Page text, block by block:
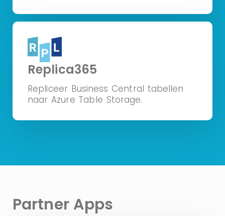
Replica365
Repliceer Business Central tabellen
naar Azure Table Storage.
Partner Apps